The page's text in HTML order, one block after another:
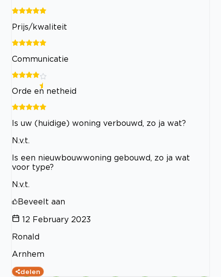
Prijs/kwaliteit
Communicatie
Orde en netheid
Is uw (huidige) woning verbouwd, zo ja wat?
N.v.t.
Is een nieuwbouwwoning gebouwd, zo ja wat
voor type?
N.v.t.
Beveelt aan
12 February 2023
Ronald
Arnhem
delen